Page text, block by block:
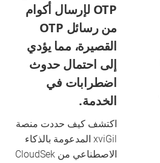
OTP لإرسال أكوام
من رسائل OTP
القصيرة، مما يؤدي
إلى احتمال حدوث
اضطرابات في
الخدمة.
اكتشف كيف حددت منصة
xviGil المدعومة بالذكاء
الاصطناعي من CloudSek